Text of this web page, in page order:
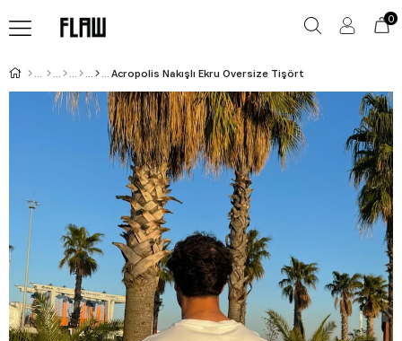
0
Acropolis Nakışlı Ekru Oversize Tişört